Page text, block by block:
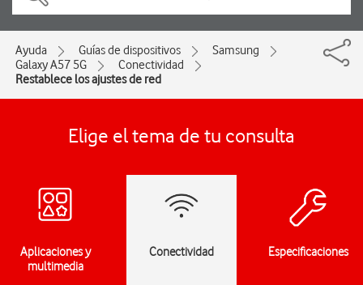
Ayuda Guías de dispositivos
Samsung
Galaxy A57 5G
Conectividad
Restablece los ajustes de red
Elige el tema de tu consulta
Aplicaciones y
multimedia
Conectividad Especificaciones